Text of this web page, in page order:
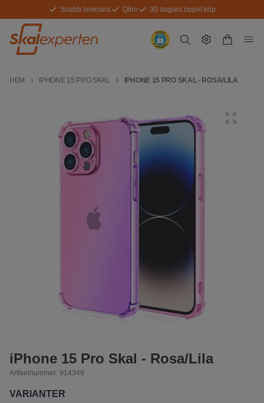
Snabb leverans Qliro 30 dagars öppet köp
HEM IPHONE 15 PRO SKAL IPHONE 15 PRO SKAL - ROSA/LILA
iPhone 15 Pro Skal - Rosa/Lila
Artikelnummer: 914349
VARIANTER